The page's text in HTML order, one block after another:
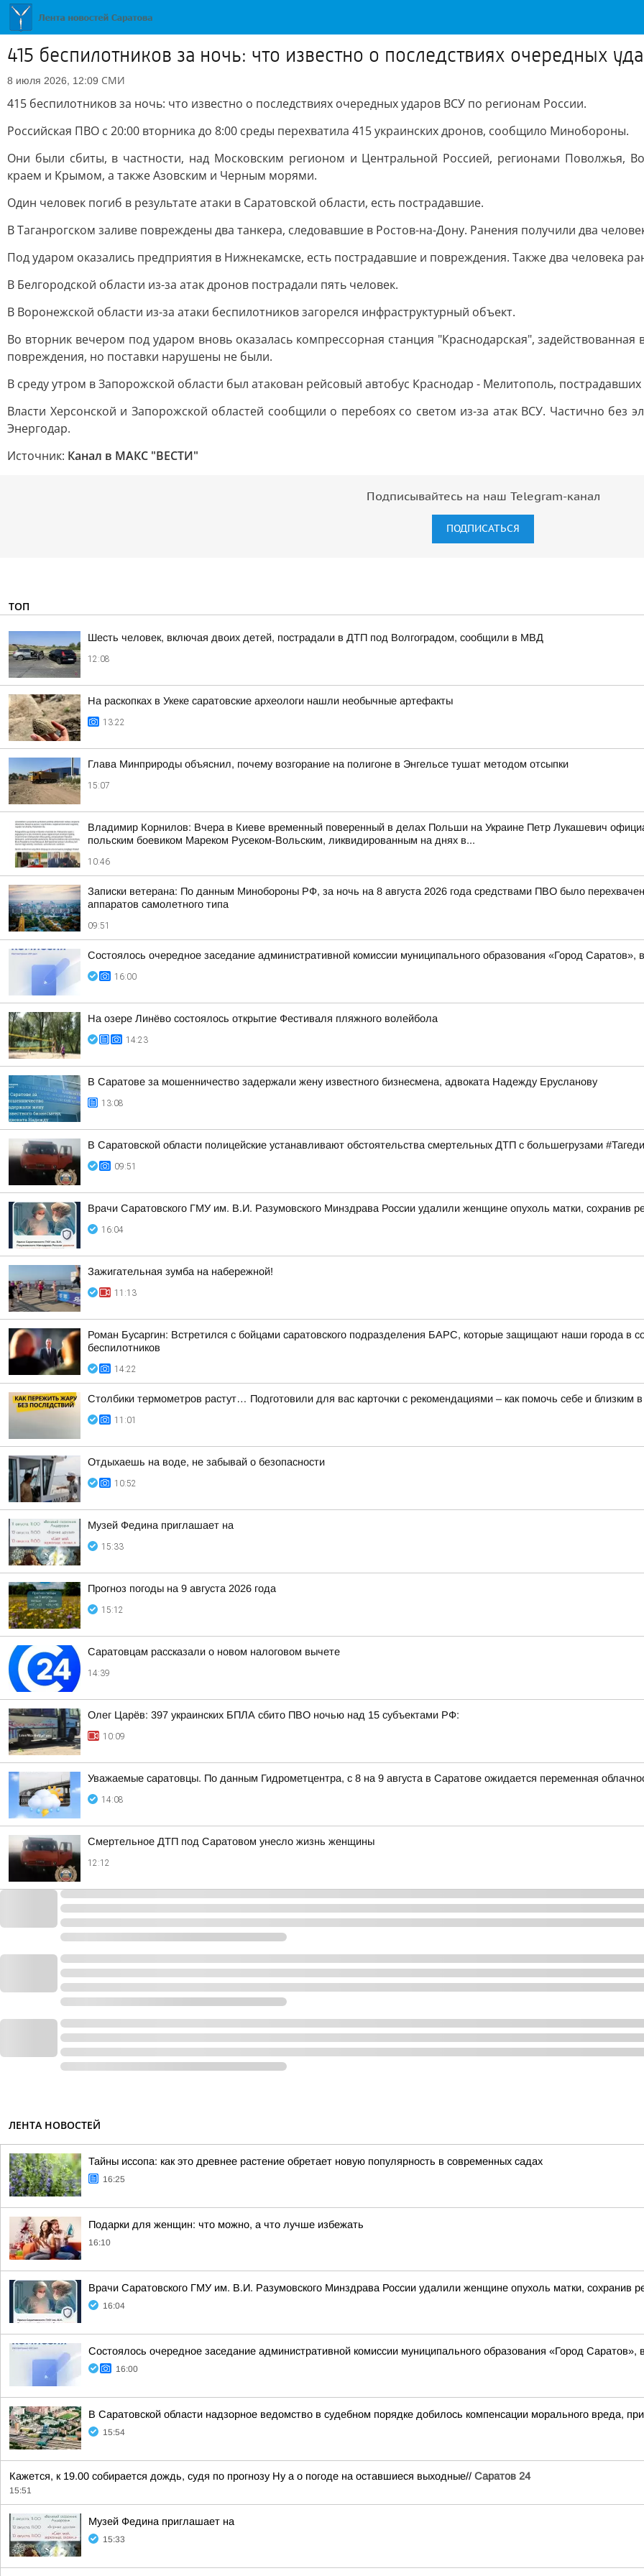
415 беспилотников за ночь: что известно о последствиях очередных
8 июля 2026, 12:09 СМИ
415 беспилотников за ночь: что известно о последствиях очередных ударов ВСУ по регионам России.
Российская ПВО с 20:00 вторника до 8:00 среды перехватила 415 украинских дронов, сообщило Минобороны.
Они были сбиты, в частности, над Московским регионом и Центральной Россией, регионами Поволжья,
краем и Крымом, а также Азовским и Черным морями.
Один человек погиб в результате атаки в Саратовской области, есть пострадавшие.
В Таганрогском заливе повреждены два танкера, следовавшие в Ростов-на-Дону. Ранения получили два
Под ударом оказались предприятия в Нижнекамске, есть пострадавшие и повреждения. Также два человека
В Белгородской области из-за атак дронов пострадали пять человек.
В Воронежской области из-за атаки беспилотников загорелся инфраструктурный объект.
Во вторник вечером под ударом вновь оказалась компрессорная станция "Краснодарская",
повреждения, но поставки нарушены не были.
В среду утром в Запорожской области был атакован рейсовый автобус Краснодар - Мелитополь, пострадавших
Власти Херсонской и Запорожской областей сообщили о перебоях со светом из-за атак ВСУ. Частично без
Энергодар.
Источник: Канал в МАКС "ВЕСТИ"
Подписывайтесь на наш Telegram-канал
ПОДПИСАТЬСЯ
ТОП
Шесть человек, включая двоих детей, пострадали в ДТП под Волгоградом, сообщили в МВД
12:08
На раскопках в Укеке саратовские археологи нашли необычные артефакты
13:22
Глава Минприроды объяснил, почему возгорание на полигоне в Энгельсе тушат методом отсыпки
15:07
Владимир Корнилов: Вчера в Киеве временный поверенный в делах Польши на Украине Петр Лукашевич
польским боевиком Мареком Русеком-Вольским, ликвидированным на днях в...
10:46
Записки ветерана: По данным Минобороны РФ, за ночь на 8 августа 2026 года средствами ПВО было
аппаратов самолетного типа
09:51
Состоялось очередное заседание административной комиссии муниципального образования «Город Саратов»,
16:00
На озере Линёво состоялось открытие Фестиваля пляжного волейбола
14:23
В Саратове за мошенничество задержали жену известного бизнесмена, адвоката Надежду Ерусланову
13:08
В Саратовской области полицейские устанавливают обстоятельства смертельных ДТП с большегрузами
09:51
Врачи Саратовского ГМУ им. В.И. Разумовского Минздрава России удалили женщине опухоль матки, сохранив
16:04
Зажигательная зумба на набережной!
11:13
Роман Бусаргин: Встретился с бойцами саратовского подразделения БАРС, которые защищают наши города в
беспилотников
14:22
Столбики термометров растут… Подготовили для вас карточки с рекомендациями – как помочь себе и близким
11:01
Отдыхаешь на воде, не забывай о безопасности
10:52
Музей Федина приглашает на
15:33
Прогноз погоды на 9 августа 2026 года
15:12
Саратовцам рассказали о новом налоговом вычете
14:39
Олег Царёв: 397 украинских БПЛА сбито ПВО ночью над 15 субъектами РФ:
10:09
Уважаемые саратовцы. По данным Гидрометцентра, с 8 на 9 августа в Саратове ожидается переменная
14:08
Смертельное ДТП под Саратовом унесло жизнь женщины
12:12
ЛЕНТА НОВОСТЕЙ
Тайны иссопа: как это древнее растение обретает новую популярность в современных садах
16:25
Подарки для женщин: что можно, а что лучше избежать
16:10
Врачи Саратовского ГМУ им. В.И. Разумовского Минздрава России удалили женщине опухоль матки, сохранив
16:04
Состоялось очередное заседание административной комиссии муниципального образования «Город Саратов»,
16:00
В Саратовской области надзорное ведомство в судебном порядке добилось компенсации морального вреда,
15:54
Кажется, к 19.00 собирается дождь, судя по прогнозу Ну а о погоде на оставшиеся выходные// Саратов 24
15:51
Музей Федина приглашает на
15:33